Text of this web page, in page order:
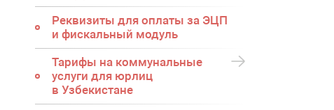
Реквизиты для оплаты за ЭЦП
и фискальный модуль
Тарифы на коммунальные
услуги для юрлиц
в Узбекистане